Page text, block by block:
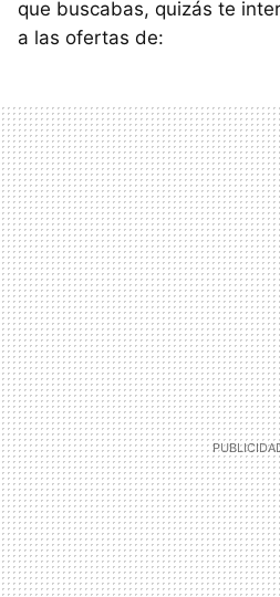
que buscabas, quizás te
a las ofertas de: